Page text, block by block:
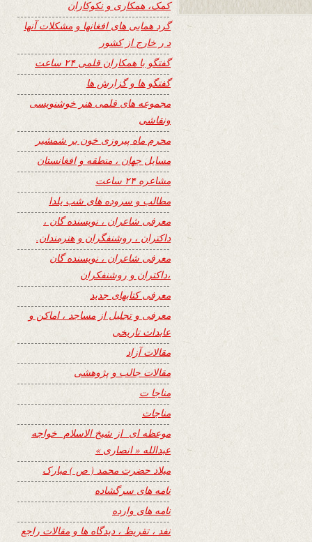
کمک، همکاری و نکوکاران
گرد همایی های افغانها و مشکلات آنها
د ر خارج از کشور
گفتگو با همکاران قلمی ۲۴ ساعت
گفتگو ها و گزارش ها
مجموعه های قلمی هنر خوشنویسی
ونقاشی
محرم ماه پیروزی خون بر شمشیر
مسایل جهان ، منطقه و افغانستان
مشاعره ۲۴ ساعت
مطالب و سروده های شب یلدا
معرفی شاعران ، نویسنده گان ،
داکتران ، روشنفگران و هنرمندان.
معرفی شاعران ، نویسنده گان
،داکتران و روشنفکران
معرفی کتابهای جدید
معرفی و تجلیل از مساجد ، اماکن و
عابدات تاریخی
مقالات آزاد
مقالات جالب و پژوهشی
مناجا ت
مناجات
موعظه ای از شیخ الاسلام خواجه
عبدالله « انصاری »
میلاد حضرت محمد ( ص ) مبارک
نامه های سرگشاده
نامه های وارده
نفد ، تقریظ ، دیدگاه ها و مقالات راجع